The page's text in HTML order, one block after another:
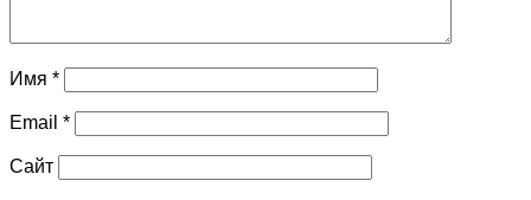
Имя *
Email *
Сайт